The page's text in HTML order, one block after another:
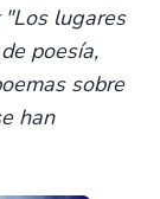
"Los lugares
poesía,
sobre
han